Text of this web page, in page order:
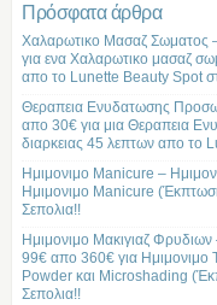
Πρόσφατα άρθρα
Χαλαρωτικο Μασαζ Σωματος
για ενα Χαλαρωτικο μασαζ
απο το Lunette Beauty Spot
Θεραπεια Ενυδατωσης
απο 30€ για μια Θεραπεια
διαρκειας 45 λεπτων απο το
Ημιμονιμο Manicure –
Ημιμονιμο Manicure
Σεπολια!!
Ημιμονιμο Μακιγιαζ
99€ απο 360€ για
Powder και Microshading
Σεπολια!!